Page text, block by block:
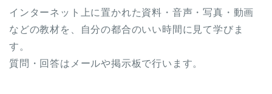
インターネット上に置かれた資料・音声・写真・動画
などの教材を、自分の都合のいい時間に見て学びま
す。
質問・回答はメールや掲示板で行います。